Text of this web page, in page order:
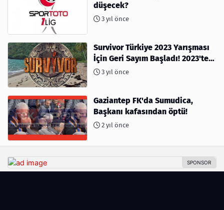
düşecek?
3 yıl önce
Survivor Türkiye 2023 Yarışması
İçin Geri Sayım Başladı! 2023'te
kimler var?
3 yıl önce
Gaziantep FK'da Sumudica,
Başkanı kafasından öptü!
2 yıl önce